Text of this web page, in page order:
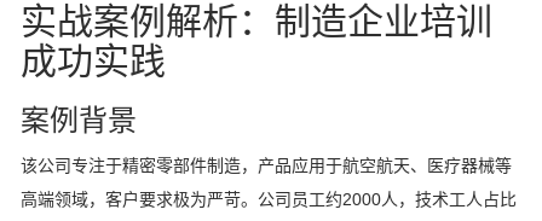
实战案例解析：制造企业培训
成功实践
案例背景
该公司专注于精密零部件制造，产品应用于航空航天、医疗器械等
高端领域，客户要求极为严苛。公司员工约2000人，技术工人占比